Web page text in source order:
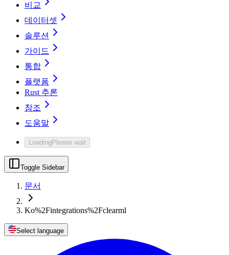
비교
데이터셋
솔루션
가이드
통합
플랫폼
Rust 추론
참조
도움말
LoadingPlease wait
Toggle Sidebar
문서
Ko%2Fintegrations%2Fclearml
Select language